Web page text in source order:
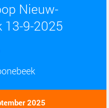
Nieuw-
13-9-2025
2025